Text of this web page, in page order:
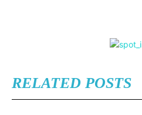
RELATED POSTS